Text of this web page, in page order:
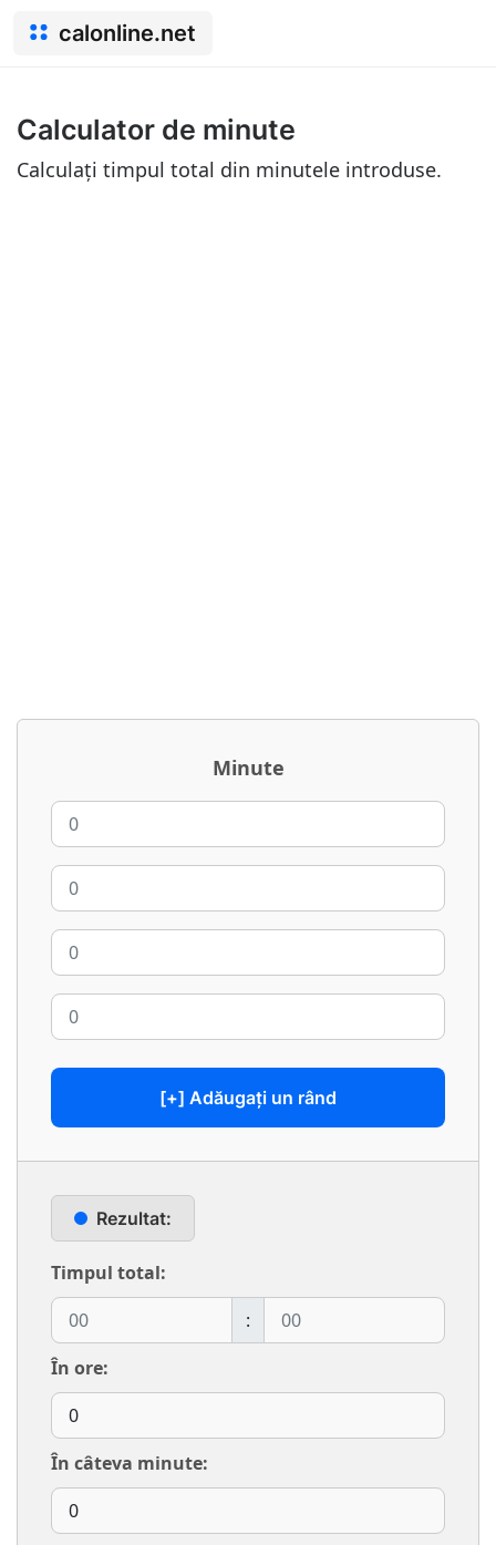
calonline.net
Calculator de minute
Calculați timpul total din minutele introduse.
Minute
[+] Adăugați un rând
Rezultat:
Timpul total:
:
În ore:
În câteva minute: